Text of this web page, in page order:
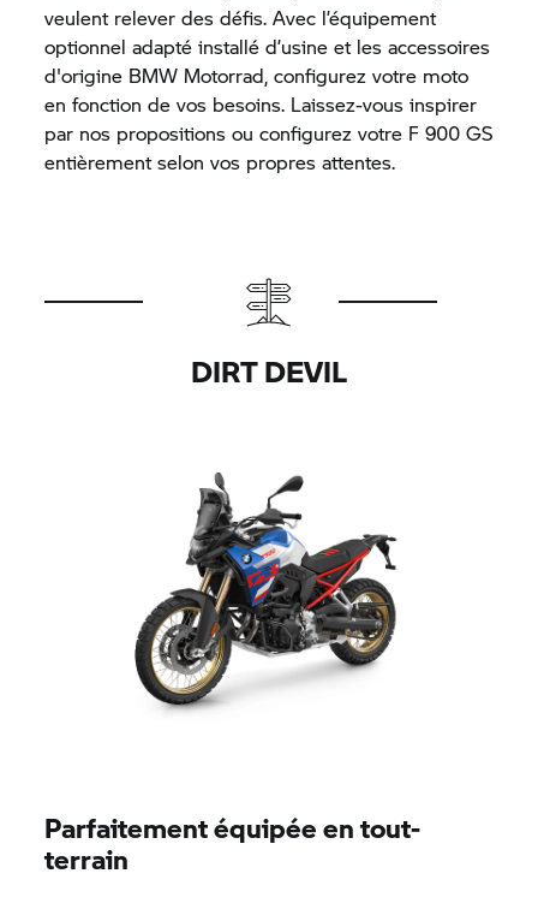
veulent relever des défis. Avec l’équipement
optionnel adapté installé d’usine et les accessoires
d'origine BMW Motorrad, configurez votre moto
en fonction de vos besoins. Laissez-vous inspirer
par nos propositions ou configurez votre F 900 GS
entièrement selon vos propres attentes.
DIRT DEVIL
Parfaitement équipée en tout-
terrain